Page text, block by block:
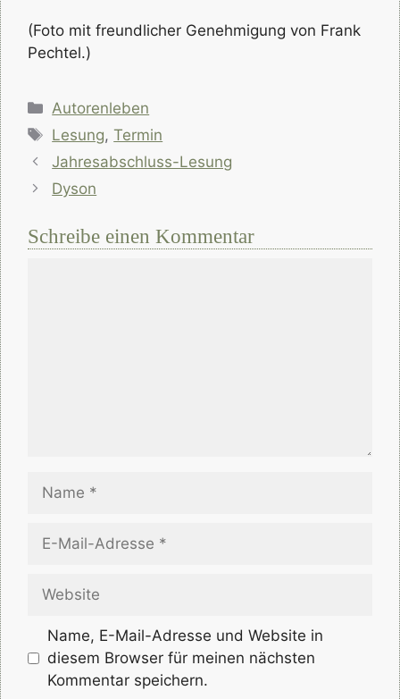
(Foto mit freundlicher Genehmigung von Frank
Pechtel.)
Kategorien
Autorenleben
Schlagwörter
Lesung,Termin
Jahresabschluss-Lesung
Dyson
Schreibe einen Kommentar
Name
Website
Name, E-Mail-Adresse und Website in
diesem Browser für meinen nächsten
Kommentar speichern.